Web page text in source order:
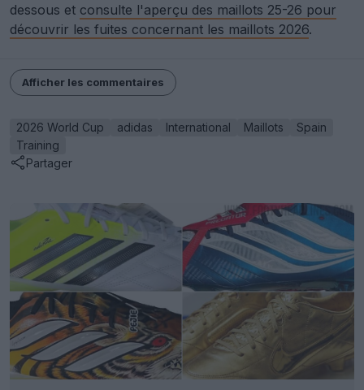
dessous et consulte l'aperçu des maillots 25-26 pour
découvrir les fuites concernant les maillots 2026.
Afficher les commentaires
2026 World Cup adidas International Maillots
Spain
Training
Partager